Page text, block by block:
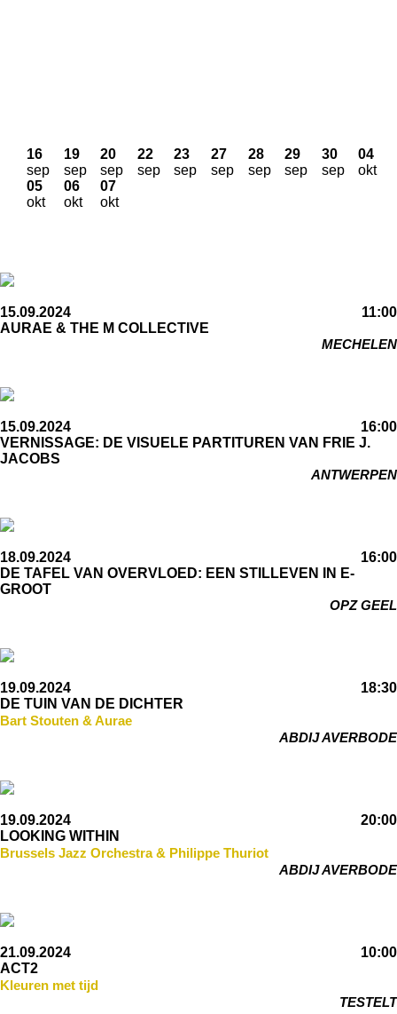
16
sep
19
sep
20
sep
22
sep
23
sep
27
sep
28
sep
29
sep
30
sep
04
okt
05
okt
06
okt
07
okt
15.09.2024
11:00
AURAE & THE M COLLECTIVE
MECHELEN
15.09.2024
16:00
VERNISSAGE: DE VISUELE PARTITUREN VAN FRIE J.
JACOBS
ANTWERPEN
18.09.2024
16:00
DE TAFEL VAN OVERVLOED: EEN STILLEVEN IN E-
GROOT
OPZ GEEL
19.09.2024
18:30
DE TUIN VAN DE DICHTER
Bart Stouten & Aurae
ABDIJ AVERBODE
19.09.2024
20:00
LOOKING WITHIN
Brussels Jazz Orchestra & Philippe Thuriot
ABDIJ AVERBODE
21.09.2024
10:00
ACT2
Kleuren met tijd
TESTELT